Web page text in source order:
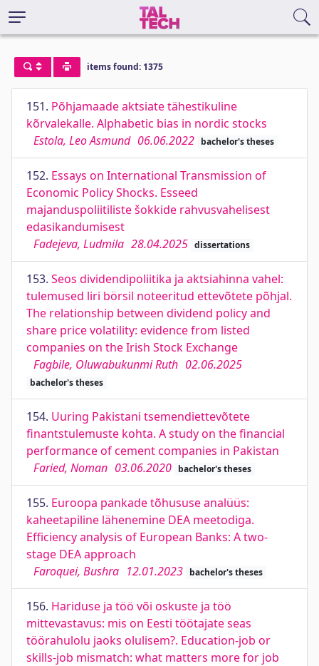
items found: 1375
151. Põhjamaade aktsiate tähestikuline
kõrvalekalle. Alphabetic bias in nordic stocks
Estola, Leo Asmund 06.06.2022 bachelor's theses
152. Essays on International Transmission of
Economic Policy Shocks. Esseed
majanduspoliitiliste šokkide rahvusvahelisest
edasikandumisest
Fadejeva, Ludmila 28.04.2025 dissertations
153. Seos dividendipoliitika ja aktsiahinna vahel:
tulemused liri börsil noteeritud ettevõtete põhjal.
The relationship between dividend policy and
share price volatility: evidence from listed
companies on the Irish Stock Exchange
Fagbile, Oluwabukunmi Ruth 02.06.2025
bachelor's theses
154. Uuring Pakistani tsemendiettevõtete
finantstulemuste kohta. A study on the financial
performance of cement companies in Pakistan
Faried, Noman 03.06.2020 bachelor's theses
155. Euroopa pankade tõhususe analüüs:
kaheetapiline lähenemine DEA meetodiga.
Efficiency analysis of European Banks: A two-
stage DEA approach
Faroquei, Bushra 12.01.2023 bachelor's theses
156. Hariduse ja töö või oskuste ja töö
mittevastavus: mis on Eesti töötajate seas
töörahulolu jaoks olulisem?. Education-job or
skills-job mismatch: what matters more for job